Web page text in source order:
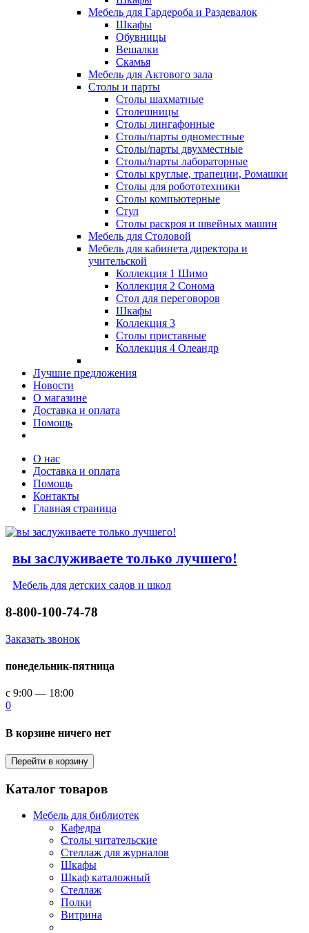
Мебель для Гардероба и Раздевалок
Шкафы
Обувницы
Вешалки
Скамья
Мебель для Актового зала
Столы и парты
Столы шахматные
Столешницы
Столы лингафонные
Столы/парты одноместные
Столы/парты двухместные
Столы/парты лабораторные
Столы круглые, трапеции, Ромашки
Столы для робототехники
Столы компьютерные
Стул
Столы раскроя и швейных машин
Мебель для Столовой
Мебель для кабинета директора и
учительской
Коллекция 1 Шимо
Коллекция 2 Сонома
Стол для переговоров
Шкафы
Коллекция 3
Столы приставные
Коллекция 4 Олеандр
Лучшие предложения
Новости
О магазине
Доставка и оплата
Помощь
О нас
Доставка и оплата
Помощь
Контакты
Главная страница
вы заслуживаете только лучшего!
Мебель для детских садов и школ
8-800-100-74-78
Заказать звонок
понедельник-пятница
с 9:00 — 18:00
0
В корзине ничего нет
Перейти в корзину
Каталог товаров
Мебель для библиотек
Кафедра
Столы читательские
Стеллаж для журналов
Шкафы
Шкаф каталожный
Стеллаж
Полки
Витрина